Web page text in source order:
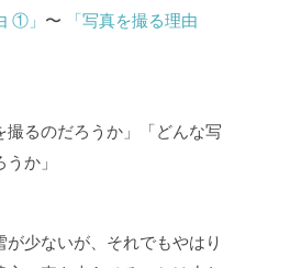
①」 〜
「写真を撮る理由
撮るのだろうか」「どんな写
か」
が少ないが、それでもやはり